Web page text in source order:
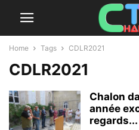
Home Tags CDLR2021
CDLR2021
Chalon
année
regards...